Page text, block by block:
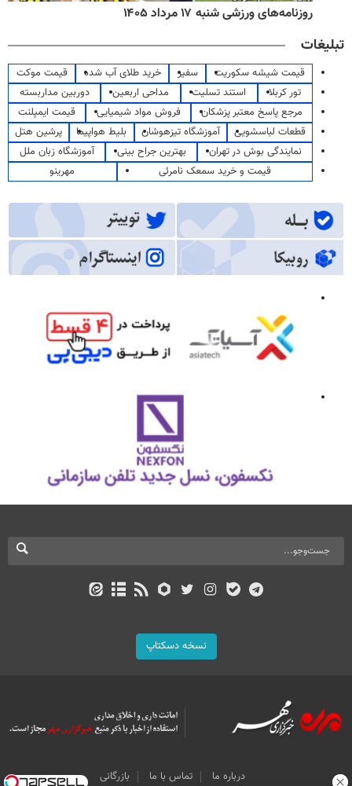
روزنامه‌های ورزشی شنبه ۱۷ مرداد ۱۴۰۵
تبلیغات
قیمت شیشه سکوریت سفیر خرید طلای آب شده
قیمت موکت
تور کربلا
استند تسلیت مداحی اربعین
دوربین مداربسته
مرجع پاسخ معتبر پزشکان
فروش مواد شیمیایی
قیمت ایمپلنت
قطعات لباسشویی
آموزشگاه تیزهوشان بلیط هواپیما
پرشین هتل
نمایندگی بوش در تهران
بهترین جراح بینی
آموزشگاه زبان ملل
قیمت و خرید سمعک نامرئی
مهرینو
نسخه دسکتاپ
درباره ما تماس با ما بازرگانی